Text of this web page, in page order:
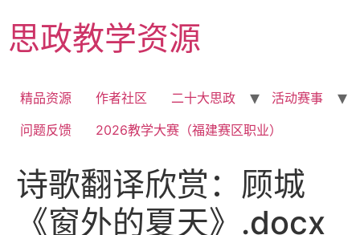
content
思政教学资源
精品资源 作者社区 二十大思政
活动赛事
问题反馈
2026教学大赛（福建赛区职业）
诗歌翻译欣赏：顾城
《窗外的夏天》.docx